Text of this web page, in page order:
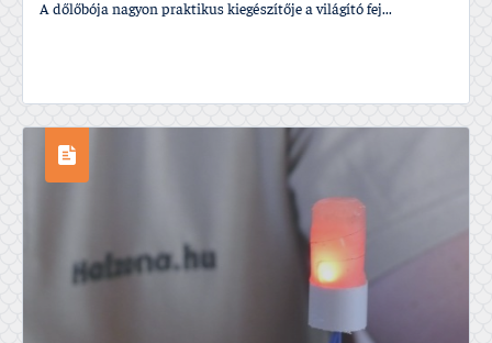
A dőlőbója nagyon praktikus kiegészí­tője a világí­tó fej...